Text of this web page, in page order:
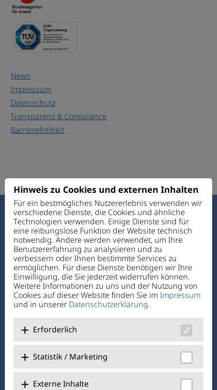
News
Impressum
Datenschutz
Transparenz & Compliance
Barrierefreiheit
Haus des Guten Hirten
Ettmannsdorfer Str. 131
92421 Schwandorf
Telefon:+49 94 31 72 4-0
Telefax: +49 94 31 7 24-1 11
E-Mail:verwaltung@hdgh.de
Über Uns
Jobs + Karriere
@hausdesgutenhirtenschwandorf
Hinweis zu Cookies und externen Inhalten
Für ein bestmögliches Nutzererlebnis verwenden wir
verschiedene Dienste, die Cookies und ähnliche
Technologien verwenden. Einige Dienste sind für
eine reibungslose Funktion der Website technisch
notwendig. Andere werden verwendet, um Ihre
Benutzererfahrung zu analysieren und zu
verbessern oder Ihnen bestimmte Services zu
ermöglichen. Für diese Dienste benötigen wir Ihre
Einwilligung, die Sie jederzeit widerrufen können.
Weitere Informationen zu uns und der Nutzung von
Cookies auf dieser Website finden Sie im Impressum
und in unserer Datenschutzerklärung.
Erforderlich
Statistik / Marketing
Externe Inhalte